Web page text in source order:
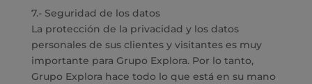
7.- Seguridad de los datos
La protección de la privacidad y los datos
personales de sus clientes y visitantes es muy
importante para Grupo Explora. Por lo tanto,
Grupo Explora hace todo lo que está en su mano